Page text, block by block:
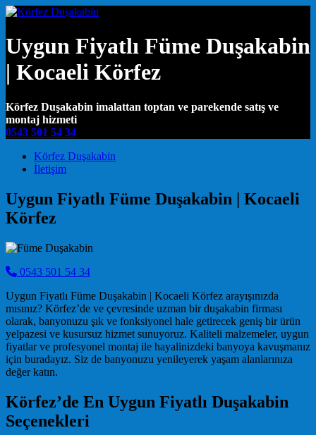
Uygun Fiyatlı Füme Duşakabin
| Kocaeli Körfez
Körfez Duşakabin imalattan toptan ve parekende satış ve
montaj hizmeti
0543 501 54 34
Main Navigation
Körfez Duşakabin
İletişim
Uygun Fiyatlı Füme Duşakabin | Kocaeli
Körfez
0543 501 54 34
Uygun Fiyatlı Füme Duşakabin | Kocaeli Körfez arayışınızda
mısınız? Körfez’de ve çevresinde uzman bir duşakabin firması
olarak, banyonuzu şık ve fonksiyonel hale getirecek geniş bir ürün
yelpazesi ve kusursuz hizmet sunuyoruz. Kaliteli malzemeler, uygun
fiyatlar ve profesyonel montaj ile hayalinizdeki banyoya kavuşmanız
için buradayız. Siz de banyonuzu yenileyerek yaşam alanlarınıza
değer katın.
Körfez’de En Uygun Fiyatlı Duşakabin
Seçenekleri